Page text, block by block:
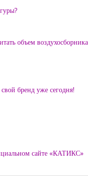
объем
бренд уже сегодня!
сайте «КАТИКС»